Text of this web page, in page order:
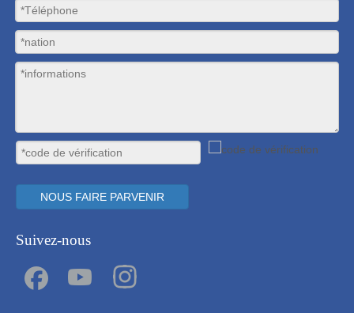
NOUS FAIRE PARVENIR
Suivez-nous